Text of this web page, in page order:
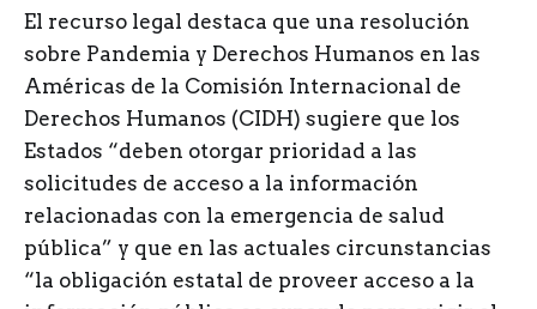
El recurso legal destaca que una resolución
sobre Pandemia y Derechos Humanos en las
Américas de la Comisión Internacional de
Derechos Humanos (CIDH) sugiere que los
Estados “deben otorgar prioridad a las
solicitudes de acceso a la información
relacionadas con la emergencia de salud
pública” y que en las actuales circunstancias
“la obligación estatal de proveer acceso a la